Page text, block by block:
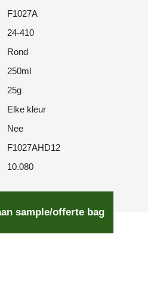
F1027A
24-410
Rond
250ml
25g
Elke kleur
Nee
F1027AHD12
10.080
sample/offerte bag